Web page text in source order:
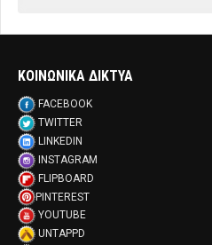
ΚΟΙΝΩΝΙΚΑ ΔΙΚΤΥΑ
FACEBOOK
TWITTER
LINKEDIN
INSTAGRAM
FLIPBOARD
PINTEREST
YOUTUBE
UNTAPPD